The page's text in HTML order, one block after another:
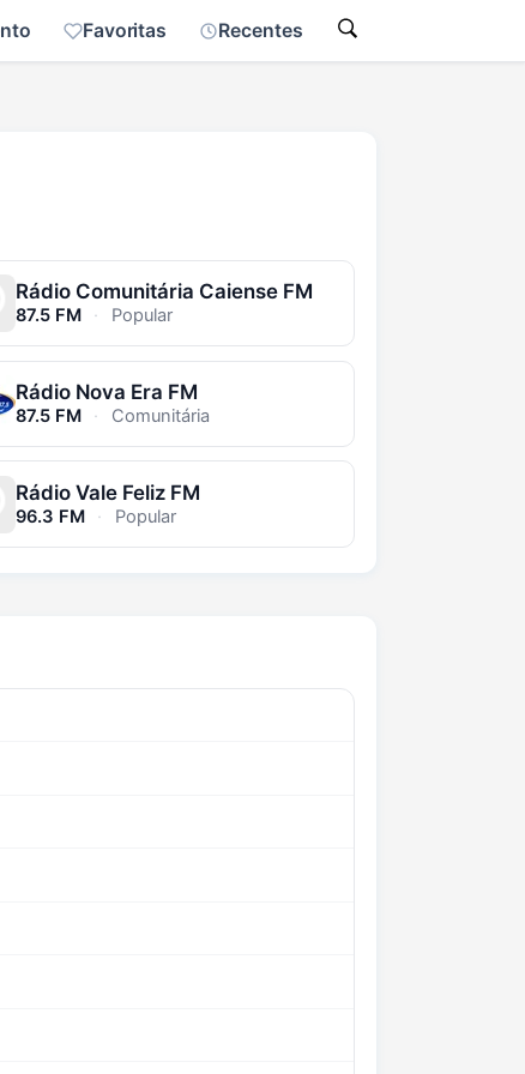
Favoritas Recentes
Rádio Comunitária Caiense FM
87.5 FM · Popular
Rádio Nova Era FM
87.5 FM · Comunitária
Rádio Vale Feliz FM
96.3 FM · Popular